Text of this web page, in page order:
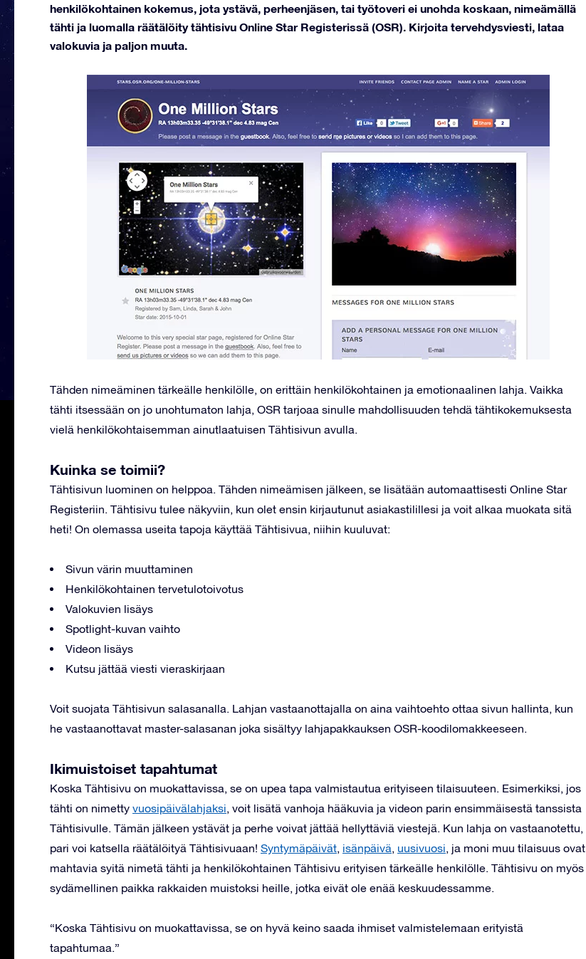
henkilökohtainen kokemus, jota ystävä, perheenjäsen, tai työtoveri ei unohda koskaan, nimeämällä
tähti ja luomalla räätälöity tähtisivu Online Star Registerissä (OSR). Kirjoita tervehdysviesti, lataa
valokuvia ja paljon muuta.
Tähden nimeäminen tärkeälle henkilölle, on erittäin henkilökohtainen ja emotionaalinen lahja. Vaikka
tähti itsessään on jo unohtumaton lahja, OSR tarjoaa sinulle mahdollisuuden tehdä tähtikokemuksesta
vielä henkilökohtaisemman ainutlaatuisen Tähtisivun avulla.
Kuinka se toimii?
Tähtisivun luominen on helppoa. Tähden nimeämisen jälkeen, se lisätään automaattisesti Online Star
Registeriin. Tähtisivu tulee näkyviin, kun olet ensin kirjautunut asiakastilillesi ja voit alkaa muokata sitä
heti! On olemassa useita tapoja käyttää Tähtisivua, niihin kuuluvat:
Sivun värin muuttaminen
Henkilökohtainen tervetulotoivotus
Valokuvien lisäys
Spotlight-kuvan vaihto
Videon lisäys
Kutsu jättää viesti vieraskirjaan
Voit suojata Tähtisivun salasanalla. Lahjan vastaanottajalla on aina vaihtoehto ottaa sivun hallinta, kun
he vastaanottavat master-salasanan joka sisältyy lahjapakkauksen OSR-koodilomakkeeseen.
Ikimuistoiset tapahtumat
Koska Tähtisivu on muokattavissa, se on upea tapa valmistautua erityiseen tilaisuuteen. Esimerkiksi, jos
tähti on nimetty vuosipäivälahjaksi, voit lisätä vanhoja hääkuvia ja videon parin ensimmäisestä tanssista
Tähtisivulle. Tämän jälkeen ystävät ja perhe voivat jättää hellyttäviä viestejä. Kun lahja on vastaanotettu,
pari voi katsella räätälöityä Tähtisivuaan! Syntymäpäivät, isänpäivä, uusivuosi, ja moni muu tilaisuus ovat
mahtavia syitä nimetä tähti ja henkilökohtainen Tähtisivu erityisen tärkeälle henkilölle. Tähtisivu on myös
sydämellinen paikka rakkaiden muistoksi heille, jotka eivät ole enää keskuudessamme.
“Koska Tähtisivu on muokattavissa, se on hyvä keino saada ihmiset valmistelemaan erityistä
tapahtumaa.”